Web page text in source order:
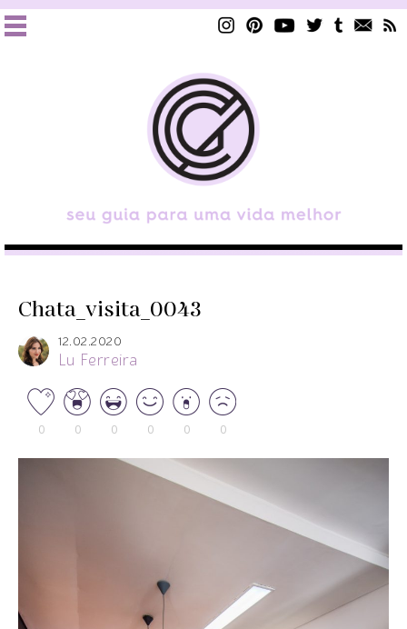
Chata_visita_0043
12.02.2020
Lu Ferreira
0 0 0 0 0 0